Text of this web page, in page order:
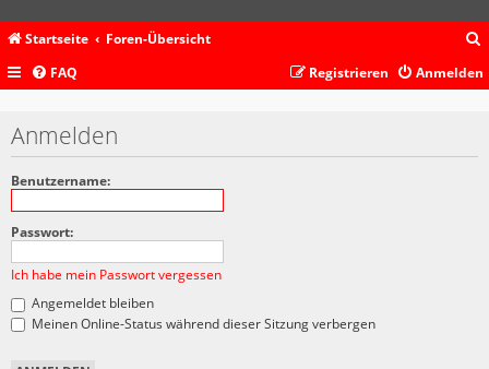
Startseite Foren-Übersicht
c
FAQ Anmelden
Registrieren
Anmelden
Benutzername:
Passwort:
Ich habe mein Passwort vergessen
Angemeldet bleiben
Meinen Online-Status während dieser Sitzung verbergen